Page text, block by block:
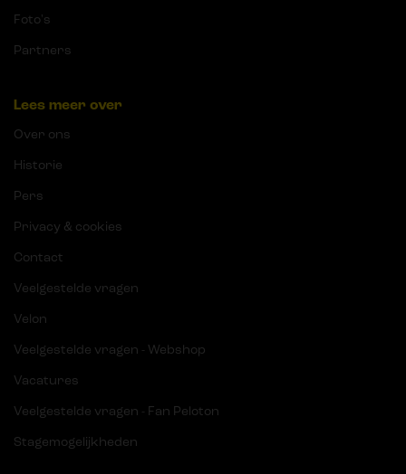
Foto's
Partners
Lees meer over
Over ons
Historie
Pers
Privacy & cookies
Contact
Veelgestelde vragen
Velon
Veelgestelde vragen - Webshop
Vacatures
Veelgestelde vragen - Fan Peloton
Stagemogelijkheden